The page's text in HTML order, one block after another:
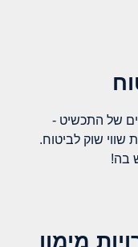
של התכשיט -
שווי שוק לביטוח.
בה!
מימון